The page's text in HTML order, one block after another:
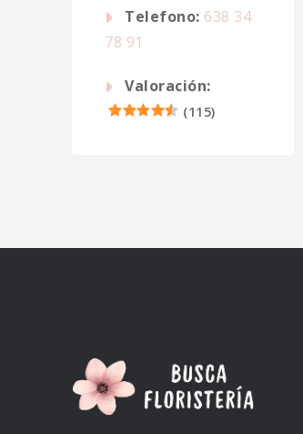
Telefono: 638 34
78 91
Valoración:
(115)